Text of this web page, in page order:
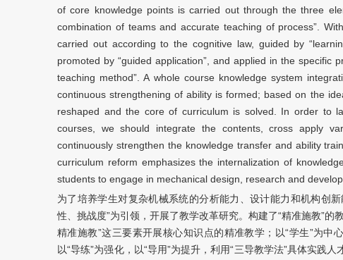
of core knowledge points is carried out through the three
combination of teams and accurate teaching of process”.
carried out according to the cognitive law, guided by
promoted by “guided application”, and applied in the specific
teaching method”. A whole course knowledge system
continuous strengthening of ability is formed; based on the
reshaped and the core of curriculum is solved. In order to
courses, we should integrate the contents, cross apply
continuously strengthen the knowledge transfer and ability
curriculum reform emphasizes the internalization of
students to engage in mechanical design, research and
为了培养学生对复杂机械系统的分析能力、设计能力和机构创
性、挑战度”为引领，开展了教学改革研究。构建了“精准施教”的
精准施教”这三要素开展核心知识点的精准教学；以“学生”为中
以“导练”为强化，以“导用”为提升，利用“三导教学法”具体实践